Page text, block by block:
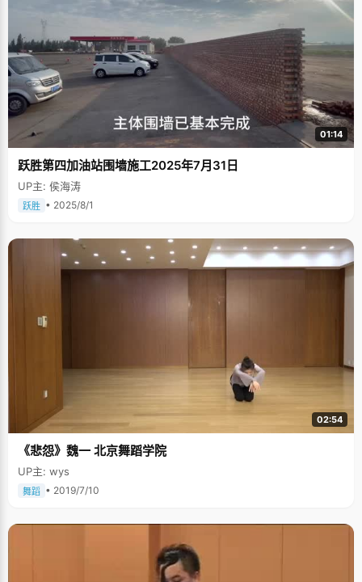
01:14
跃胜第四加油站围墙施工2025年7月31日
UP主: 侯海涛
跃胜 • 2025/8/1
02:54
《悲怨》魏一 北京舞蹈学院
UP主: wys
舞蹈 • 2019/7/10